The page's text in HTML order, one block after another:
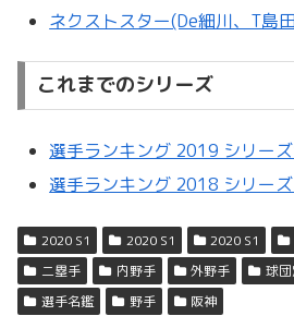
ネクストスター(De細川、T島
これまでのシリーズ
選手ランキング 2019 シリーズ
選手ランキング 2018 シリー
2020 S1 2020 S1 2020 S1
二塁手
内野手 外野手 球
選手名鑑
野手 阪神